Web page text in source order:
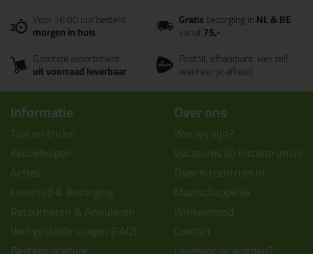
Voor 16:00 uur besteld
morgen in huis
Gratisbezorging inNL & BE
vanaf75,-
Grootste assortiment
uit voorraad leverbaar
PostNL afhaalpunt: kies zelf
wanneer je afhaalt
Informatie
Tips en tricks
Keuzehulpen
Acties
Levertijd & Bezorging
Retourneren & Annuleren
Veel gestelde vragen (FAQ)
Over ons
Wie wij zijn?
Vacatures bij kitcentrum.nl
Over Kitcentrum.nl
Maatschappelijk
Winkelmand
Contact